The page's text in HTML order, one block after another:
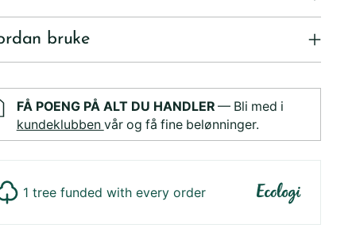
bruke
FÅ POENG PÅ ALT DU HANDLER— Bli med i
kundeklubben vår og få fine belønninger.
1 tree funded with every order